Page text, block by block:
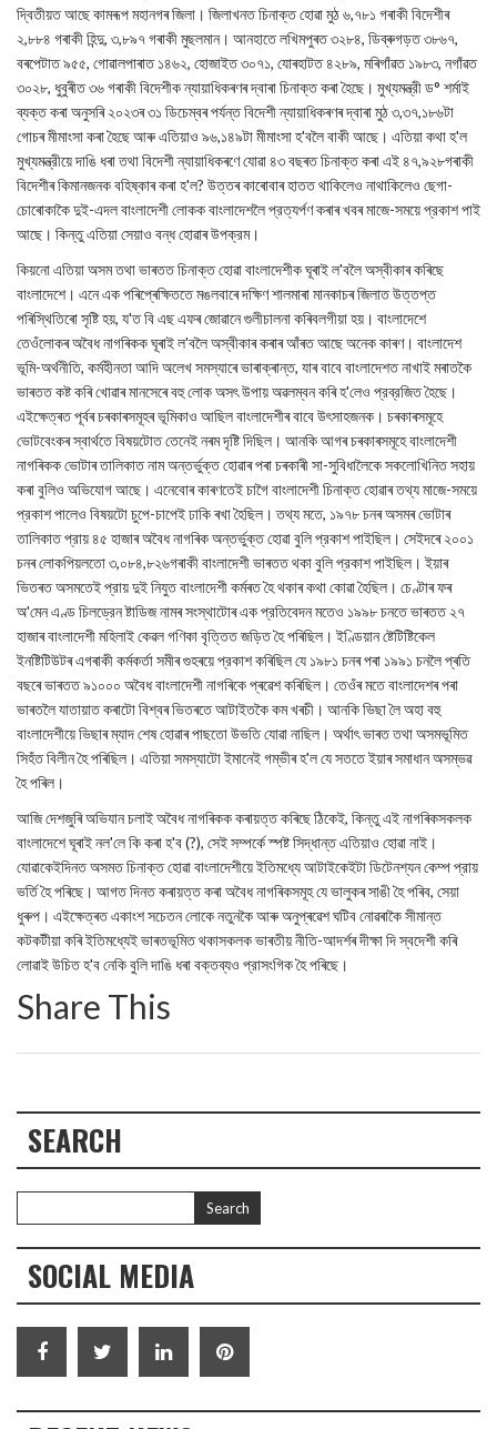
দ্বিতীয়ত আছে কামৰূপ মহানগৰ জিলা। জিলাখনত চিনাক্ত হোৱা মুঠ ৬,৭৮১ গৰাকী বিদেশীৰ
২,৮৮৪ গৰাকী হিন্দু, ৩,৮৯৭ গৰাকী মুছলমান। আনহাতে লখিমপুৰত ৩২৮৪, ডিব্ৰুগড়ত ৩৮৬৭,
বৰপেটাত ৯৫৫, গোৱালপাৰাত ১৪৬২, হোজাইত ৩০৭১, যোৰহাটত ৪২৮৯, মৰিগাঁৱত ১৯৮৩, নগাঁৱত
৩০২৮, ধুবুৰীত ৩৬ গৰাকী বিদেশীক ন্যায়াধিকৰণৰ দ্বাৰা চিনাক্ত কৰা হৈছে। মুখ্যমন্ত্রী ড° শর্মাই
ব্যক্ত কৰা অনুসৰি ২০২৩ৰ ৩১ ডিচেম্বৰ পৰ্যন্ত বিদেশী ন্যায়াধিকৰণৰ দ্বাৰা মুঠ ৩,৩৭,১৮৬টা
গোচৰ মীমাংসা কৰা হৈছে আৰু এতিয়াও ৯৬,১৪৯টা মীমাংসা হ'বলৈ বাকী আছে। এতিয়া কথা হ'ল
মুখ্যমন্ত্রীয়ে দাঙি ধৰা তথা বিদেশী ন্যায়াধিকৰণে যোৱা ৪৩ বছৰত চিনাক্ত কৰা এই ৪৭,৯২৮গৰাকী
বিদেশীৰ কিমানজনক বহিষ্কাৰ কৰা হ'ল? উত্তৰ কাৰোবাৰ হাতত থাকিলেও নাথাকিলেও ছেগা-
চোৰোকাকৈ দুই-এদল বাংলাদেশী লোকক বাংলাদেশলৈ প্রত্যর্পণ কৰাৰ খবৰ মাজে-সময়ে প্রকাশ পাই
আছে। কিন্তু এতিয়া সেয়াও বন্ধ হোৱাৰ উপক্রম।
কিয়নো এতিয়া অসম তথা ভাৰতত চিনাক্ত হোৱা বাংলাদেশীক ঘূৰাই ল'বলৈ অস্বীকাৰ কৰিছে
বাংলাদেশে। এনে এক পৰিপ্ৰেক্ষিততে মঙলবাৰে দক্ষিণ শালমাৰা মানকাচৰ জিলাত উত্তপ্ত
পৰিস্থিতিৰো সৃষ্টি হয়, য'ত বি এছ এফৰ জোৱানে গুলীচালনা কৰিবলগীয়া হয়। বাংলাদেশে
তেওঁলোকৰ অবৈধ নাগৰিকক ঘূৰাই ল'বলৈ অস্বীকাৰ কৰাৰ আঁৰত আছে অনেক কাৰণ। বাংলাদেশ
ভূমি-অর্থনীতি, কর্মহীনতা আদি অলেখ সমস্যাৰে ভাৰাক্ৰান্ত, যাৰ বাবে বাংলাদেশত নাখাই মৰাতকৈ
ভাৰতত কষ্ট কৰি খোৱাৰ মানসেৰে বহু লোক অসৎ উপায় অৱলম্বন কৰি হ'লেও প্রব্রজিত হৈছে।
এইক্ষেত্ৰত পূৰ্বৰ চৰকাৰসমূহৰ ভূমিকাও আছিল বাংলাদেশীৰ বাবে উৎসাহজনক। চৰকাৰসমূহে
ভোটবেংকৰ স্বাৰ্থতে বিষয়টোত তেনেই নৰম দৃষ্টি দিছিল। আনকি আগৰ চৰকাৰসমূহে বাংলাদেশী
নাগৰিকক ভোটাৰ তালিকাত নাম অন্তর্ভুক্ত হোৱাৰ পৰা চৰকাৰী সা-সুবিধালৈকে সকলোখিনিত সহায়
কৰা বুলিও অভিযোগ আছে। এনেবোৰ কাৰণতেই চাগৈ বাংলাদেশী চিনাক্ত হোৱাৰ তথ্য মাজে-সময়ে
প্রকাশ পালেও বিষয়টো চুপে-চাপেই ঢাকি ৰখা হৈছিল। তথ্য মতে, ১৯৭৮ চনৰ অসমৰ ভোটাৰ
তালিকাত প্রায় ৪৫ হাজাৰ অবৈধ নাগৰিক অন্তর্ভুক্ত হোৱা বুলি প্রকাশ পাইছিল। সেইদৰে ২০০১
চনৰ লোকপিয়লতো ৩,০৮৪,৮২৬গৰাকী বাংলাদেশী ভাৰতত থকা বুলি প্রকাশ পাইছিল। ইয়াৰ
ভিতৰত অসমতেই প্রায় দুই নিযুত বাংলাদেশী কৰ্মৰত হৈ থকাৰ কথা কোৱা হৈছিল। চেণ্টাৰ ফৰ
অ'মেন এণ্ড চিলড্রেন ষ্টাডিজ নামৰ সংস্থাটোৰ এক প্রতিবেদন মতেও ১৯৯৮ চনতে ভাৰতত ২৭
হাজাৰ বাংলাদেশী মহিলাই কেৱল গণিকা বৃত্তিত জড়িত হৈ পৰিছিল। ইণ্ডিয়ান ষ্টেটিষ্টিকেল
ইনষ্টিটিউটৰ এগৰাকী কৰ্মকর্তা সমীৰ গুহৰয়ে প্রকাশ কৰিছিল যে ১৯৮১ চনৰ পৰা ১৯৯১ চনলৈ প্ৰতি
বছৰে ভাৰতত ৯১০০০ অবৈধ বাংলাদেশী নাগৰিকে প্ৰৱেশ কৰিছিল। তেওঁৰ মতে বাংলাদেশৰ পৰা
ভাৰতলৈ যাতায়াত কৰাটো বিশ্বৰ ভিতৰতে আটাইতকৈ কম খৰচী। আনকি ভিছা লৈ অহা বহু
বাংলাদেশীয়ে ভিছাৰ ম্যাদ শেষ হোৱাৰ পাছতো উভতি যোৱা নাছিল। অর্থাৎ ভাৰত তথা অসমভূমিত
সিহঁত বিলীন হৈ পৰিছিল। এতিয়া সমস্যাটো ইমানেই গম্ভীৰ হ'ল যে সততে ইয়াৰ সমাধান অসম্ভৱ
হৈ পৰিল।
আজি দেশজুৰি অভিযান চলাই অবৈধ নাগৰিকক কৰায়ত্ত কৰিছে ঠিকেই, কিন্তু এই নাগৰিকসকলক
বাংলাদেশে ঘূৰাই নল'লে কি কৰা হ'ব (?), সেই সম্পর্কে স্পষ্ট সিদ্ধান্ত এতিয়াও হোৱা নাই।
যোৱাকেইদিনত অসমত চিনাক্ত হোৱা বাংলাদেশীয়ে ইতিমধ্যে আটাইকেইটা ডিটেনশ্যন কেম্প প্রায়
ভর্তি হৈ পৰিছে। আগত দিনত কৰায়ত্ত কৰা অবৈধ নাগৰিকসমূহ যে ভালুকৰ সাঙী হৈ পৰিব, সেয়া
ধুৰুপ। এইক্ষেত্ৰত একাংশ সচেতন লোকে নতুনকৈ আৰু অনুপ্ৰৱেশ ঘটিব নোৱৰাকৈ সীমান্ত
কটকটীয়া কৰি ইতিমধ্যেই ভাৰতভূমিত থকাসকলক ভাৰতীয় নীতি-আদৰ্শৰ দীক্ষা দি স্বদেশী কৰি
লোৱাই উচিত হ'ব নেকি বুলি দাঙি ধৰা বক্তব্যও প্রাসংগিক হৈ পৰিছে।
Share This
SEARCH
SOCIAL MEDIA